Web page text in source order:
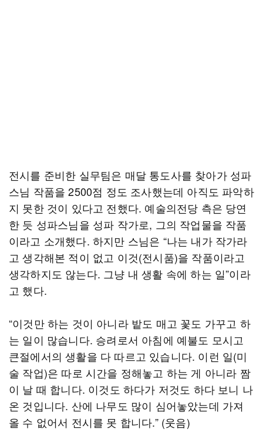
전시를 준비한 실무팀은 매달 통도사를 찾아가 성파
스님 작품을 2500점 정도 조사했는데 아직도 파악하
지 못한 것이 있다고 전했다. 예술의전당 측은 당연
한 듯 성파스님을 성파 작가로, 그의 작업물을 작품
이라고 소개했다. 하지만 스님은 “나는 내가 작가라
고 생각해본 적이 없고 이것(전시품)을 작품이라고
생각하지도 않는다. 그냥 내 생활 속에 하는 일”이라
고 했다.
“이것만 하는 것이 아니라 밭도 매고 꽃도 가꾸고 하
는 일이 많습니다. 승려로서 아침에 예불도 모시고
큰절에서의 생활을 다 따르고 있습니다. 이런 일(미
술 작업)은 따로 시간을 정해놓고 하는 게 아니라 짬
이 날 때 합니다. 이것도 하다가 저것도 하다 보니 나
온 것입니다. 산에 나무도 많이 심어놓았는데 가져
올 수 없어서 전시를 못 합니다.” (웃음)